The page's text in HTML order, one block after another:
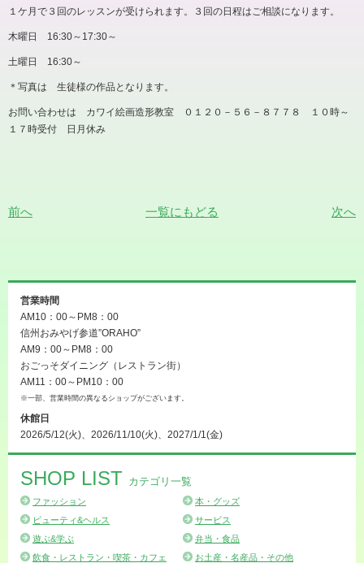
１ケ月で３回のレッスンが受けられます。３回の日程はご相談になります。
木曜日 16:30～17:30～
土曜日 16:30～
＊写真は 生徒様の作品となります。
お問い合わせは カワイ絵画造形教室 ０１２０－５６－８７７８ １０時～
１７時受付 日月休み
前へ 一覧にもどる 次へ
営業時間
AM10：00～PM8：00
信州おみやげ参道”ORAHO”
AM9：00～PM8：00
おごっそダイニング（レストラン街）
AM11：00～PM10：00
※一部、営業時間の異なるショップがございます。
休館日
2026/5/12(火)、2026/11/10(火)、2027/1/1(金)
SHOP LIST カテゴリ一覧
ファッション
本・グッズ
ビューティ&ヘルス
サービス
遊ぶ&学ぶ
弁当・食品
飲食・レストラン・喫茶・カフェ
お土産・名産品・その他